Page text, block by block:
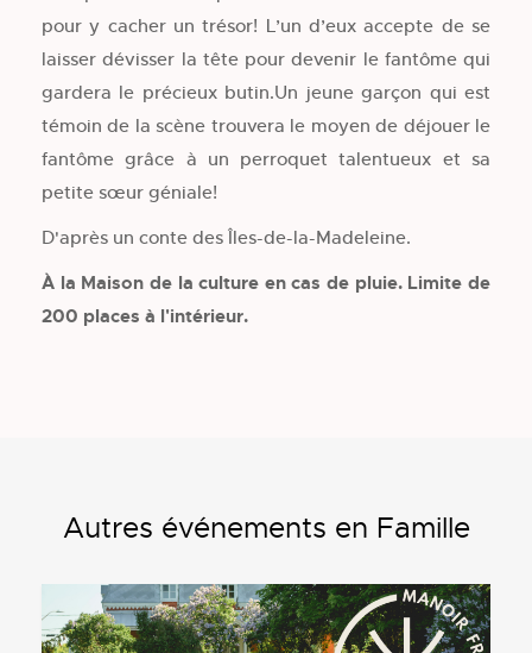
pour y cacher un trésor! L’un d’eux accepte de se
laisser dévisser la tête pour devenir le fantôme qui
gardera le précieux butin.Un jeune garçon qui est
témoin de la scène trouvera le moyen de déjouer le
fantôme grâce à un perroquet talentueux et sa
petite sœur géniale!
D'après un conte des Îles-de-la-Madeleine.
À la Maison de la culture en cas de pluie. Limite de
200 places à l'intérieur.
Autres événements en Famille